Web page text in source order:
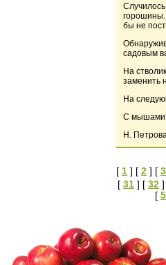
горошины.
бы не
садовым
На
заменить
На
С мышами
Н.
[ 1 ] [ 2 ] [ 3
[ 31 ] [ 32
[